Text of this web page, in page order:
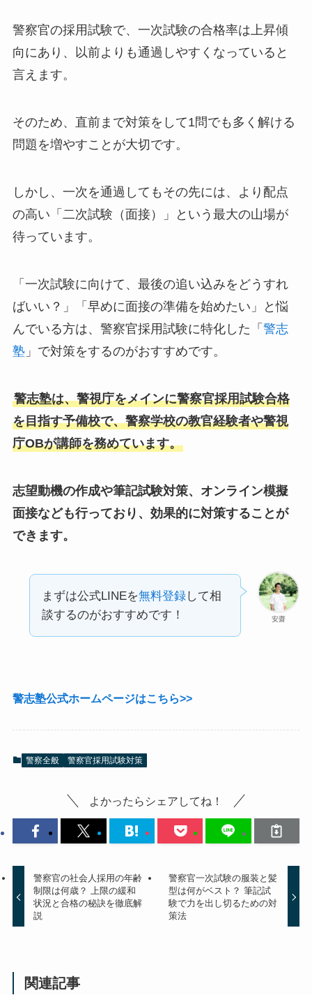
警察官の採用試験で、一次試験の合格率は上昇傾
向にあり、以前よりも通過しやすくなっていると
言えます。
そのため、直前まで対策をして1問でも多く解ける
問題を増やすことが大切です。
しかし、一次を通過してもその先には、より配点
の高い「二次試験（面接）」という最大の山場が
待っています。
「一次試験に向けて、最後の追い込みをどうすれ
ばいい？」「早めに面接の準備を始めたい」と悩
んでいる方は、警察官採用試験に特化した「 警志
塾 」で対策をするのがおすすめです。
警志塾は、警視庁をメインに警察官採用試験合格
を目指す予備校で、警察学校の教官経験者や警視
庁OBが講師を務めています。
志望動機の作成や筆記試験対策、オンライン模擬
面接なども行っており、効果的に対策することが
できます。
安齋
まずは公式LINEを無料登録して相
談するのがおすすめです！
警志塾公式ホームページはこちら>>
警察全般 警察官採用試験対策
よかったらシェアしてね！
警察官の社会人採用の年齢
制限は何歳？ 上限の緩和
状況と合格の秘訣を徹底解
説
警察官一次試験の服装と髪
型は何がベスト？ 筆記試
験で力を出し切るための対
策法
関連記事